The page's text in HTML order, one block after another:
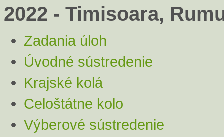
2022 - Timisoara,
Zadania úloh
Úvodné sústredenie
Krajské kolá
Celoštátne kolo
Výberové sústredenie